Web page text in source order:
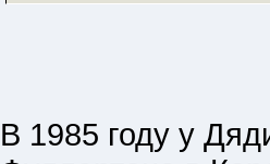
В 1985 году у